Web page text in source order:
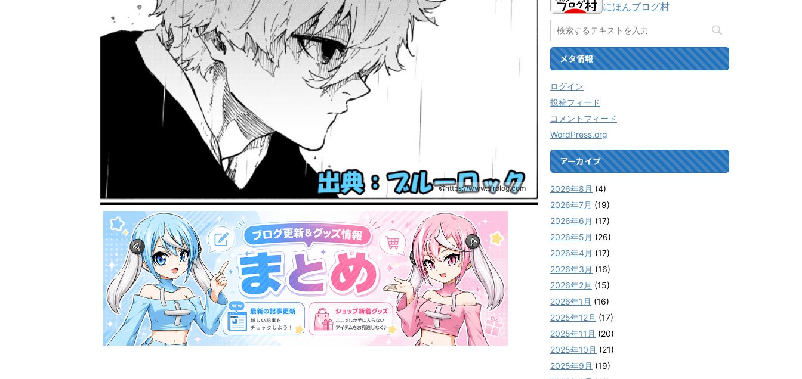
https://www.sirolog.com
にほんブログ村
メタ情報
ログイン
投稿フィード
コメントフィード
WordPress.org
アーカイブ
2026年8月 (4)
2026年7月 (19)
2026年6月 (17)
2026年5月 (26)
2026年4月 (17)
2026年3月 (16)
2026年2月 (15)
2026年1月 (16)
2025年12月 (17)
2025年11月 (20)
2025年10月 (21)
2025年9月 (19)